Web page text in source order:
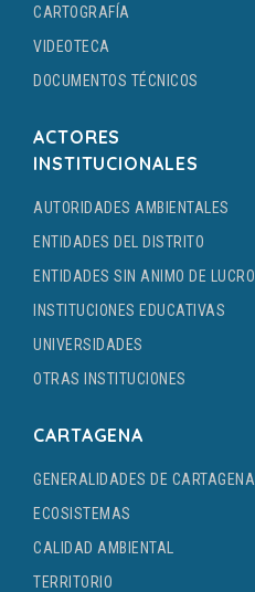
CARTOGRAFÍA
VIDEOTECA
DOCUMENTOS TÉCNICOS
ACTORES
INSTITUCIONALES
AUTORIDADES AMBIENTALES
ENTIDADES DEL DISTRITO
ENTIDADES SIN ANIMO DE LUCRO
INSTITUCIONES EDUCATIVAS
UNIVERSIDADES
OTRAS INSTITUCIONES
CARTAGENA
GENERALIDADES DE CARTAGENA
ECOSISTEMAS
CALIDAD AMBIENTAL
TERRITORIO